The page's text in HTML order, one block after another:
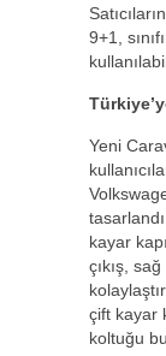
9+1,
Yeni
kayar
çıkış,
çift kayar
koltuğu